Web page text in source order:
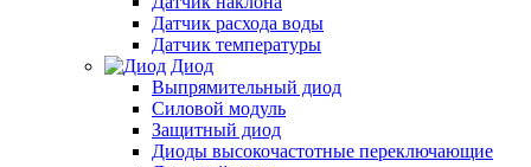
Датчик расхода воды
Датчик температуры
Диод
Выпрямительный диод
Силовой модуль
Защитный диод
Диоды высокочастотные переключающие